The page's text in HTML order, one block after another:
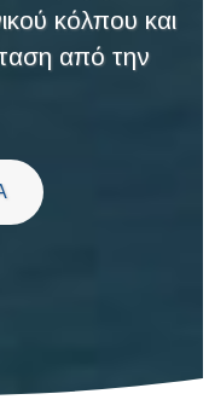
κόλπου και
από την